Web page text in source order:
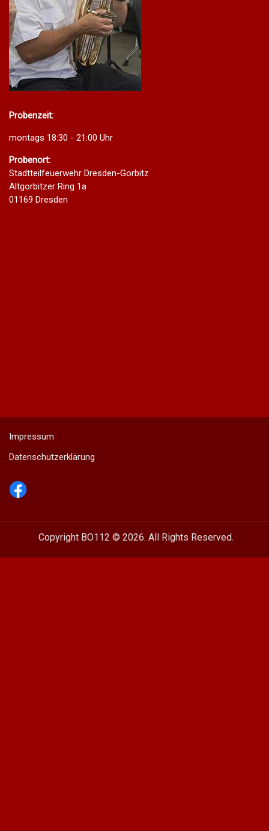
Probenzeit:
montags 18:30 - 21:00 Uhr
Probenort:
Stadtteilfeuerwehr Dresden-Gorbitz
Altgorbitzer Ring 1a
01169 Dresden
Impressum
Datenschutzerklärung
Copyright BO112 © 2026. All Rights Reserved.